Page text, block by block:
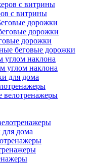
с витрины
дорожки
дорожки
дорожки
беговые дорожки
углом наклона
углом наклона
для дома
велотренажеры
дома